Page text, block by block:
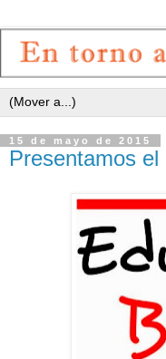
15 de mayo de 2015
Presentamos